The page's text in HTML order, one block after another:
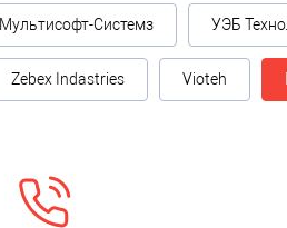
Мультисофт-Системз УЭБ
Zebex Indastries Vioteh